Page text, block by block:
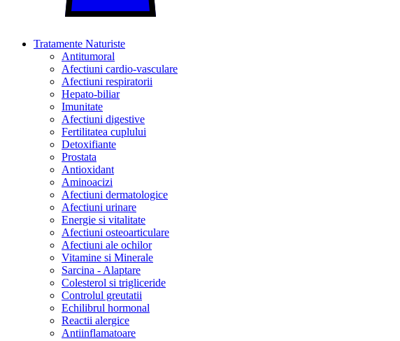
Tratamente Naturiste
Antitumoral
Afectiuni cardio-vasculare
Afectiuni respiratorii
Hepato-biliar
Imunitate
Afectiuni digestive
Fertilitatea cuplului
Detoxifiante
Prostata
Antioxidant
Aminoacizi
Afectiuni dermatologice
Afectiuni urinare
Energie si vitalitate
Afectiuni osteoarticulare
Afectiuni ale ochilor
Vitamine si Minerale
Sarcina - Alaptare
Colesterol si trigliceride
Controlul greutatii
Echilibrul hormonal
Reactii alergice
Antiinflamatoare